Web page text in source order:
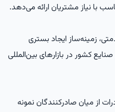
با نیاز مشتریان ارائه می‌دهد.
زمینه‌ساز ایجاد بستری
کشور در بازارهای بین‌المللی
از میان صادرکنندگان نمونه